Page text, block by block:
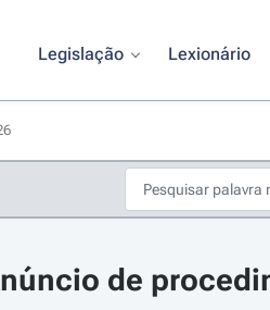
Legislação Lexionário
de